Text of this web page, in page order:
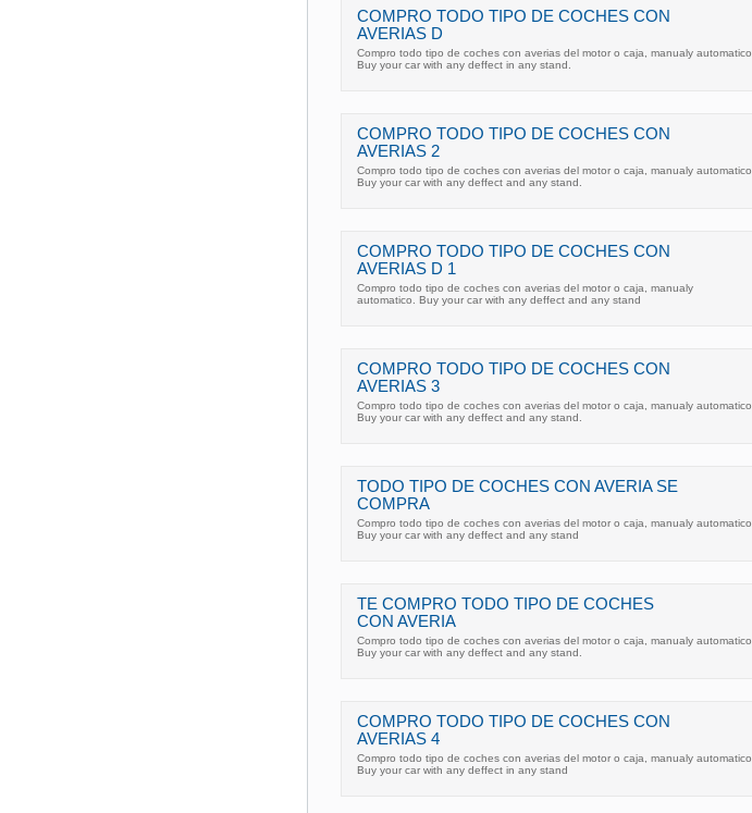
COMPRO TODO TIPO DE COCHES CON
AVERIAS D
Compro todo tipo de coches con averias del motor o caja, manualy automatico
Buy your car with any deffect in any stand.
COMPRO TODO TIPO DE COCHES CON
AVERIAS 2
Compro todo tipo de coches con averias del motor o caja, manualy automatico
Buy your car with any deffect and any stand.
COMPRO TODO TIPO DE COCHES CON
AVERIAS D 1
Compro todo tipo de coches con averias del motor o caja, manualy
automatico. Buy your car with any deffect and any stand
COMPRO TODO TIPO DE COCHES CON
AVERIAS 3
Compro todo tipo de coches con averias del motor o caja, manualy automatico
Buy your car with any deffect and any stand.
TODO TIPO DE COCHES CON AVERIA SE
COMPRA
Compro todo tipo de coches con averias del motor o caja, manualy automatico
Buy your car with any deffect and any stand
TE COMPRO TODO TIPO DE COCHES
CON AVERIA
Compro todo tipo de coches con averias del motor o caja, manualy automatico
Buy your car with any deffect and any stand.
COMPRO TODO TIPO DE COCHES CON
AVERIAS 4
Compro todo tipo de coches con averias del motor o caja, manualy automatico
Buy your car with any deffect in any stand